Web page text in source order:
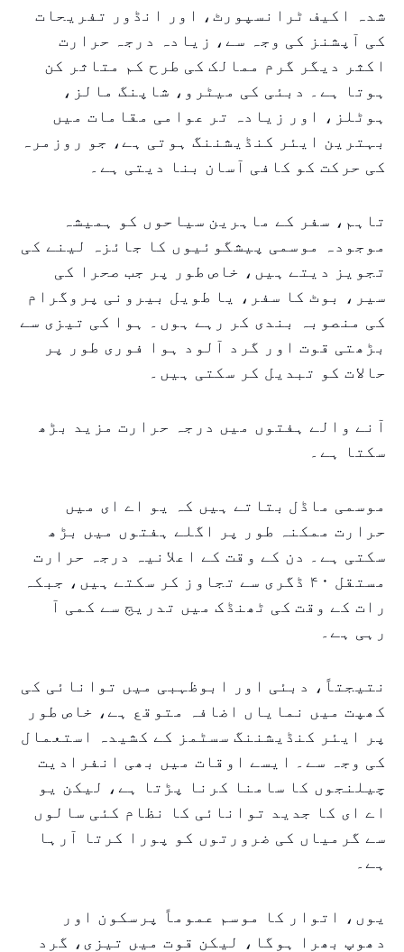
شدہ اکیف ٹرانسپورٹ، اور انڈور تفریحات
کی آپشنز کی وجہ سے، زیادہ درجہ حرارت
اکثر دیگر گرم ممالک کی طرح کم متاثر کن
ہوتا ہے۔ دبئی کی میٹرو، شاپنگ مالز،
ہوٹلز، اور زیادہ تر عوامی مقامات میں
بہترین ایئر کنڈیشننگ ہوتی ہے، جو روزمرہ
کی حرکت کو کافی آسان بنا دیتی ہے۔
تاہم، سفر کے ماہرین سیاحوں کو ہمیشہ
موجودہ موسمی پیشگوئیوں کا جائزہ لینے کی
تجویز دیتے ہیں، خاص طور پر جب صحرا کی
سیر، بوٹ کا سفر، یا طویل بیرونی پروگرام
کی منصوبہ بندی کر رہے ہوں۔ ہوا کی تیزی سے
بڑھتی قوت اور گرد آلود ہوا فوری طور پر
حالات کو تبدیل کر سکتی ہیں۔
آنے والے ہفتوں میں درجہ حرارت مزید بڑھ
سکتا ہے۔
موسمی ماڈل بتاتے ہیں کہ یو اے ای میں
حرارت ممکنہ طور پر اگلے ہفتوں میں بڑھ
سکتی ہے۔ دن کے وقت کے اعلانیہ درجہ حرارت
مستقل ۴۰ ڈگری سے تجاوز کر سکتے ہیں، جبکہ
رات کے وقت کی ٹھنڈک میں تدریج سے کمی آ
رہی ہے۔
نتیجتاً، دبئی اور ابوظہبی میں توانائی کی
کھپت میں نمایاں اضافہ متوقع ہے، خاص طور
پر ایئر کنڈیشننگ سسٹمز کے کشیدہ استعمال
کی وجہ سے۔ ایسے اوقات میں بھی انفرادیت
چیلنجوں کا سامنا کرنا پڑتا ہے، لیکن یو
اے ای کا جدید توانائی کا نظام کئی سالوں
سے گرمیاں کی ضرورتوں کو پورا کرتا آرہا
ہے۔
یوں، اتوار کا موسم عموماً پرسکون اور
دھوپ بھرا ہوگا، لیکن قوت میں تیزی، گرد